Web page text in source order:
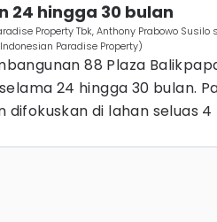
24 hingga 30 bulan
Property Tbk, Anthony Prabowo
Paradise Property)
88 Plaza
24 hingga 30 bulan.
difokuskan di lahan seluas